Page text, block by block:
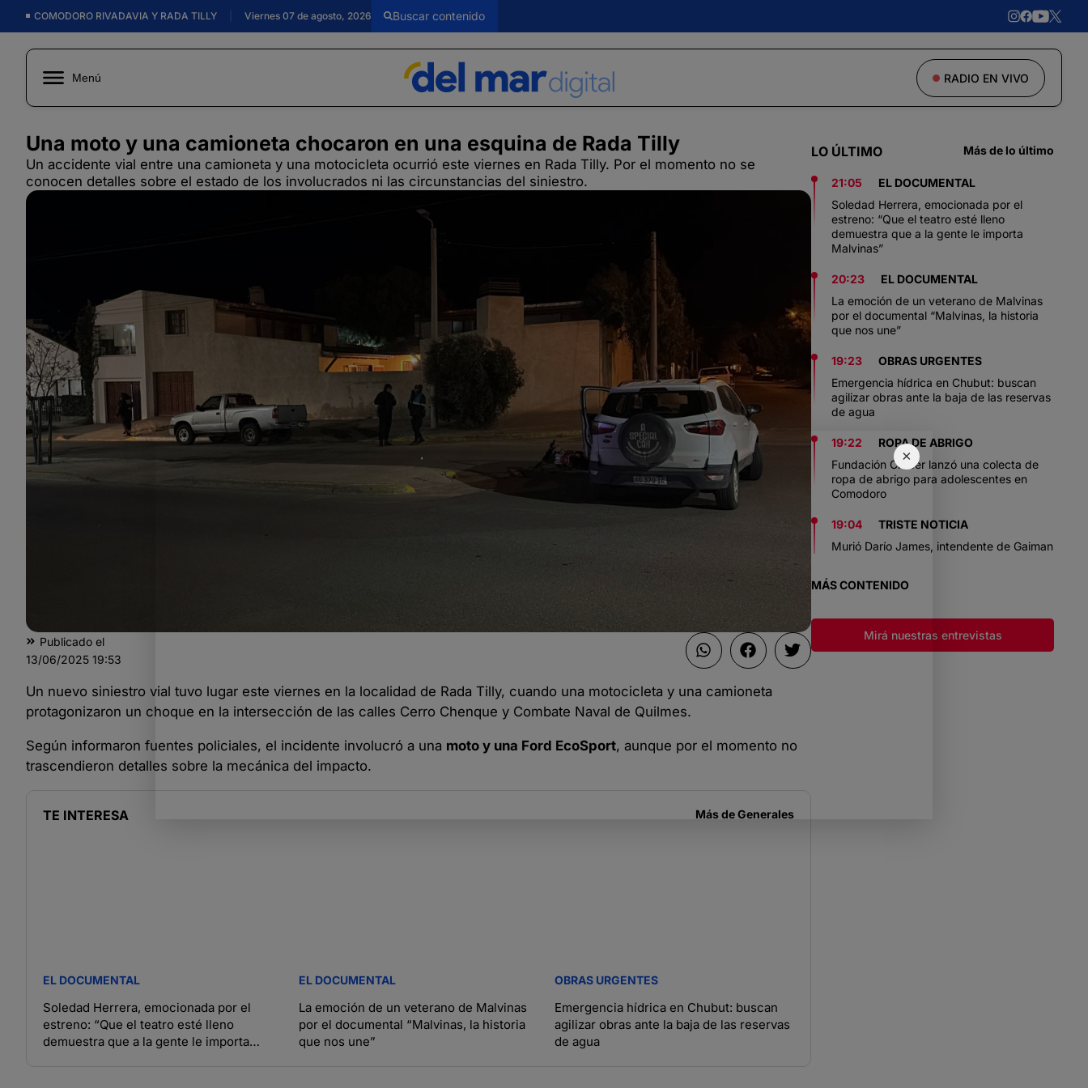
COMODORO RIVADAVIA Y RADA TILLY Viernes 07 de agosto, 2026
Menú RADIO EN VIVO
×
Una moto y una camioneta chocaron en una esquina de Rada Tilly
Un accidente vial entre una camioneta y una motocicleta ocurrió este viernes en Rada Tilly. Por el momento no se
conocen detalles sobre el estado de los involucrados ni las circunstancias del siniestro.
Publicado el
13/06/2025 19:53
Un nuevo siniestro vial tuvo lugar este viernes en la localidad de Rada Tilly, cuando una motocicleta y una camioneta
protagonizaron un choque en la intersección de las calles Cerro Chenque y Combate Naval de Quilmes.
Según informaron fuentes policiales, el incidente involucró a una moto y una Ford EcoSport, aunque por el momento no
trascendieron detalles sobre la mecánica del impacto.
TE INTERESA Más deGenerales
EL DOCUMENTAL
Soledad Herrera, emocionada por el
estreno: “Que el teatro esté lleno
demuestra que a la gente le importa
EL DOCUMENTAL
La emoción de un veterano de Malvinas
por el documental “Malvinas, la historia
que nos une”
OBRAS URGENTES
Emergencia hídrica en Chubut: buscan
agilizar obras ante la baja de las reservas
de agua
LO ÚLTIMO Más de lo último
21:05
EL DOCUMENTAL
Soledad Herrera, emocionada por el
estreno: “Que el teatro esté lleno
demuestra que a la gente le importa
Malvinas”
20:23
EL DOCUMENTAL
La emoción de un veterano de Malvinas
por el documental “Malvinas, la historia
que nos une”
19:23
OBRAS URGENTES
Emergencia hídrica en Chubut: buscan
agilizar obras ante la baja de las reservas
de agua
19:22
ROPA DE ABRIGO
Fundación Crecer lanzó una colecta de
ropa de abrigo para adolescentes en
Comodoro
19:04
TRISTE NOTICIA
Murió Darío James, intendente de Gaiman
MÁS CONTENIDO
Mirá nuestras entrevistas